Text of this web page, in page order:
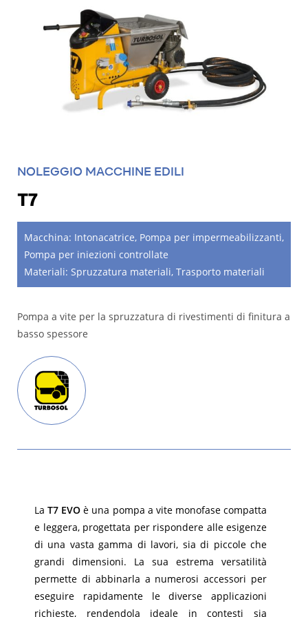
NOLEGGIO MACCHINE EDILI
T7
Macchina: Intonacatrice, Pompa per impermeabilizzanti,
Pompa per iniezioni controllate
Materiali: Spruzzatura materiali, Trasporto materiali
Pompa a vite per la spruzzatura di rivestimenti di finitura a
basso spessore
LaT7 EVO è una pompa a vite monofase compatta
e leggera, progettata per rispondere alle esigenze
di una vasta gamma di lavori, sia di piccole che
grandi dimensioni. La sua estrema versatilità
permette di abbinarla a numerosi accessori per
eseguire rapidamente le diverse applicazioni
richieste, rendendola ideale in contesti sia